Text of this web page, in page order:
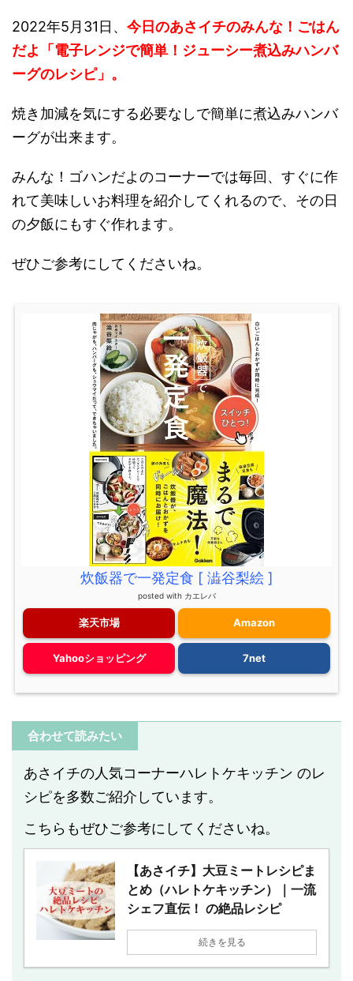
2022年5月31日、 今日のあさイチのみんな！ごはん
だよ「電子レンジで簡単！ジューシー煮込みハンバ
ーグのレシピ」。
焼き加減を気にする必要なしで簡単に煮込みハンバ
ーグが出来ます。
みんな！ゴハンだよのコーナーでは毎回、すぐに作
れて美味しいお料理を紹介してくれるので、その日
の夕飯にもすぐ作れます。
ぜひご参考にしてくださいね。
炊飯器で一発定食 [ 澁谷梨絵 ]
posted with カエレバ
楽天市場 Amazon
Yahooショッピング 7net
合わせて読みたい
あさイチの人気コーナーハレトケキッチン のレ
シピを多数ご紹介しています。
こちらもぜひご参考にしてくださいね。
【あさイチ】大豆ミートレシピま
とめ（ハレトケキッチン）｜一流
シェフ直伝！ の絶品レシピ
続きを見る